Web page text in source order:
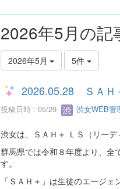
2026年5月の記
2026年5月 5件
2026.05.28 ＳＡＨ
投稿日時 : 05/29 渋女WEB管
渋女は、ＳＡＨ＋ ＬＳ（リーデ
群馬県では令和８年度より、全
す。
「ＳＡＨ＋」は生徒のエージ